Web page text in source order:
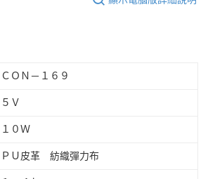
ＣＯＮ－１６９
５Ｖ
１０Ｗ
ＰＵ皮革 紡織彈力布